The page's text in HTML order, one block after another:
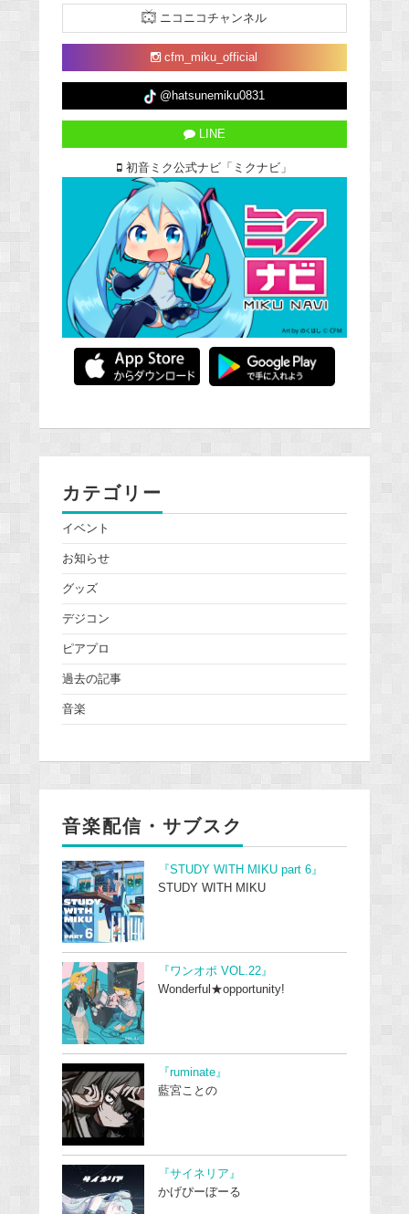
ニコニコチャンネル
cfm_miku_official
@hatsunemiku0831
LINE
初音ミク公式ナビ「ミクナビ」
カテゴリー
イベント
お知らせ
グッズ
デジコン
ピアプロ
過去の記事
音楽
音楽配信・サブスク
『STUDY WITH MIKU part 6』
STUDY WITH MIKU
『ワンオポ VOL.22』
Wonderful★opportunity!
『ruminate』
藍宮ことの
『サイネリア』
かげぴーぼーる